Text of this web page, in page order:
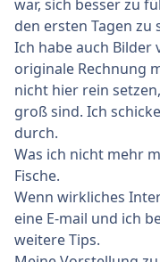
war, sich besser zu
den ersten Tagen zu
Ich habe auch Bilder
originale Rechnung
nicht hier rein
groß sind. Ich
durch.
Was ich nicht mehr
Fische.
Wenn wirkliches
eine E-mail und ich
weitere Tips.